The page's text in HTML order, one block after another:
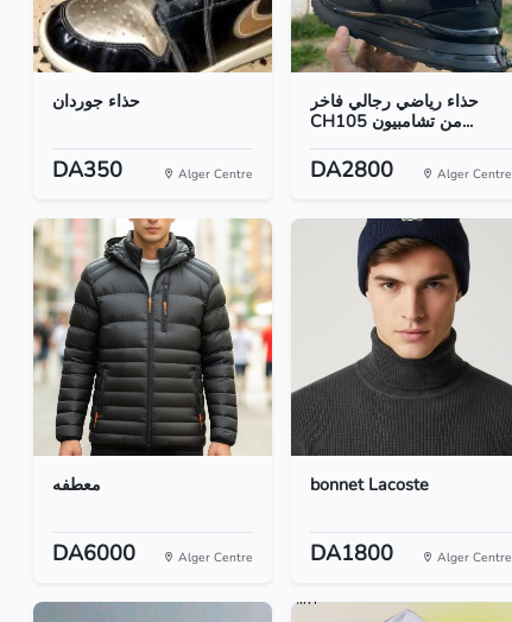
حذاء جوردان
DA350 Alger Centre
حذاء رياضي رجالي فاخر
CH105 من تشامبيون...
DA2800 Alger Centre
معطفه
DA6000 Alger Centre
bonnet Lacoste
DA1800 Alger Centre